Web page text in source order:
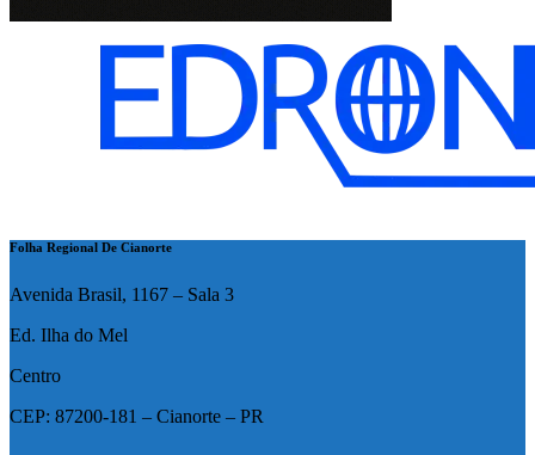
Folha Regional De Cianorte
Avenida Brasil, 1167 – Sala 3
Ed. Ilha do Mel
Centro
CEP: 87200-181 – Cianorte – PR